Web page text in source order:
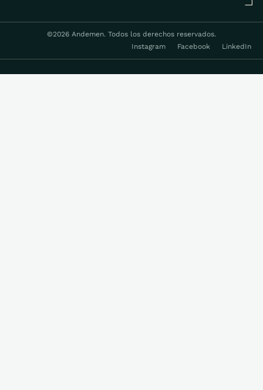
©2026 Andemen. Todos los derechos reservados.
Instagram
Facebook LinkedIn